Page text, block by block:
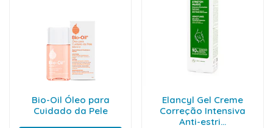
Bio-Oil Óleo para
Cuidado da Pele
Elancyl Gel Creme
Correção Intensiva
Anti-estri...